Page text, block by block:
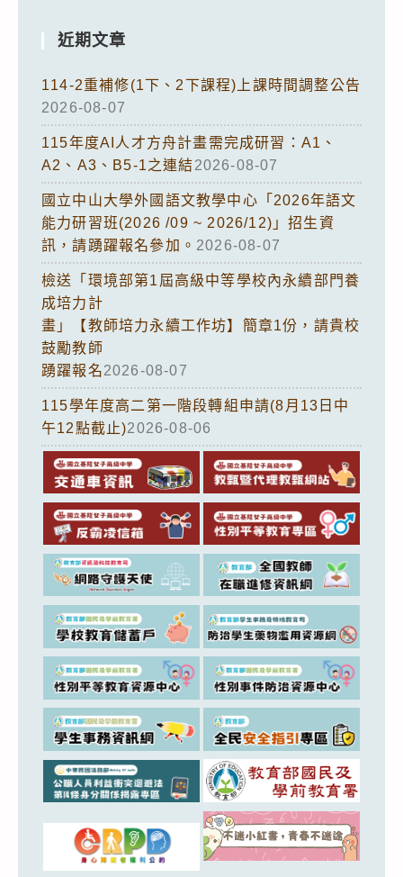
近期文章
114-2重補修(1下、2下課程)上課時間調整公告
2026-08-07
115年度AI人才方舟計畫需完成研習：A1、
A2、A3、B5-1之連結2026-08-07
國立中山大學外國語文教學中心「2026年語文
能力研習班(2026 /09 ~ 2026/12)」招生資
訊，請踴躍報名參加。 2026-08-07
檢送「環境部第1屆高級中等學校內永續部門養
成培力計
畫」【教師培力永續工作坊】簡章1份，請貴校
鼓勵教師
踴躍報名2026-08-07
115學年度高二第一階段轉組申請(8月13日中
午12點截止)2026-08-06